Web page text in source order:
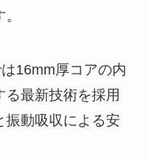
16mm厚コアの内
最新技術を採用
振動吸収による安